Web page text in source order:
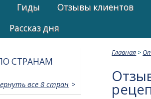
Гиды Отзывы клиентов
Рассказ дня
Главная >
СТРАНАМ
все 8 стран